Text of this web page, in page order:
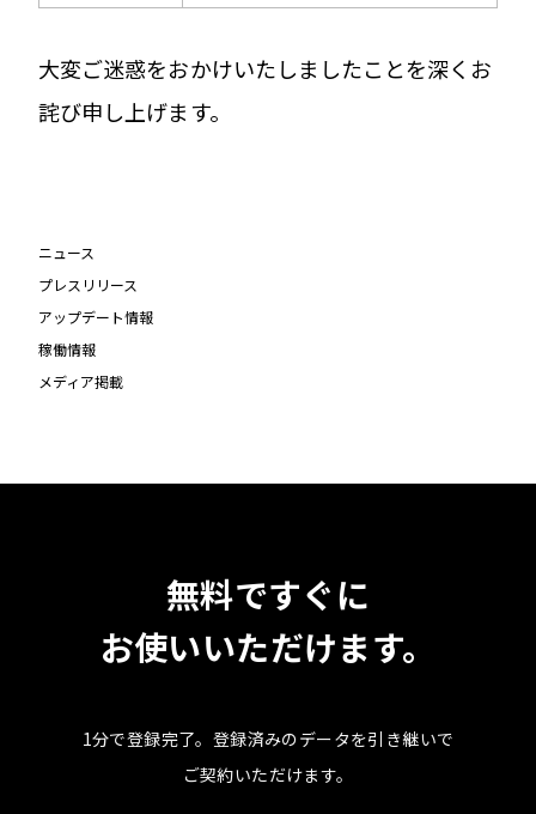
大変ご迷惑をおかけいたしましたことを深くお
詫び申し上げます。
ニュース
プレスリリース
アップデート情報
稼働情報
メディア掲載
無料ですぐに
お使いいただけます。
1分で登録完了。 登録済みのデータを引き継いで
ご契約いただけます。